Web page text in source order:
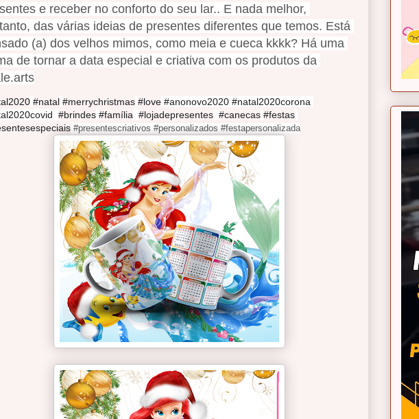
e receber no conforto do seu lar.. E nada melhor,
das várias ideias de presentes diferentes que temos. Está
(a) dos velhos mimos, como meia e cueca kkkk? Há uma
de tornar a data especial e criativa com os produtos da
#natal #merrychristmas #love #anonovo2020 #natal2020corona
#brindes #família #lojadepresentes #canecas #festas
#presentescriativos #personalizados #festapersonalizada